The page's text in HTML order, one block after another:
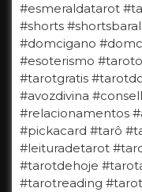
#esmeraldatarot
#shorts
#domcigano
#esoterismo
#tarotgratis
#avozdivina
#relacionamentos
#pickacard #tarô
#leituradetarot
#tarotdehoje
#tarotreading